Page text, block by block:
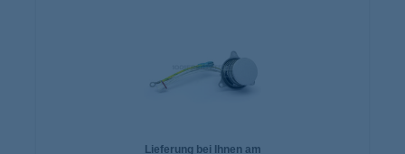
Lieferung bei Ihnen am